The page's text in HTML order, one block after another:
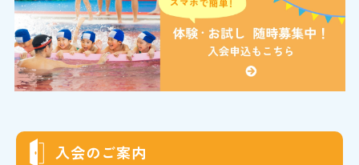
入会のご案内